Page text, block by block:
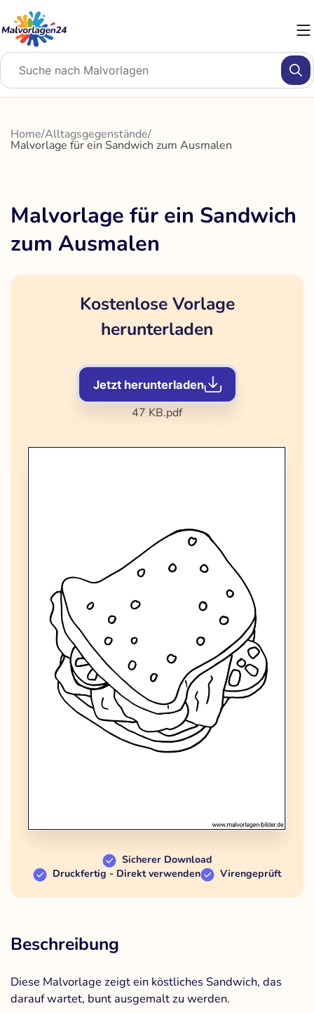
Inhalt
springen
Home/Alltagsgegenstände/
Malvorlage für ein Sandwich zum Ausmalen
Malvorlage für ein Sandwich
zum Ausmalen
Kostenlose Vorlage
herunterladen
Jetzt herunterladen
47 KB.pdf
Sicherer Download
Druckfertig - Direkt verwenden
Virengeprüft
Beschreibung
Diese Malvorlage zeigt ein köstliches Sandwich, das
darauf wartet, bunt ausgemalt zu werden.